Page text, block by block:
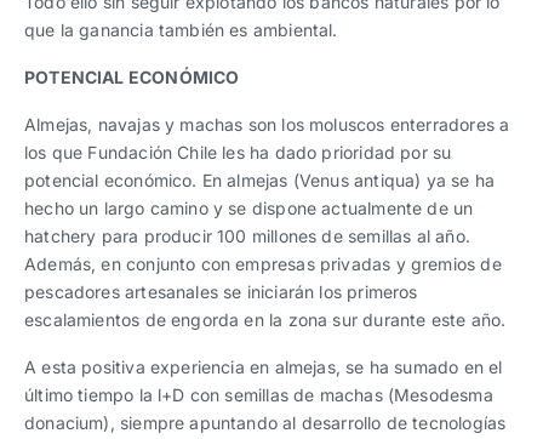
que la ganancia también es ambiental.
POTENCIAL ECONÓMICO
Almejas, navajas y machas son los moluscos enterradores a
los que Fundación Chile les ha dado prioridad por su
potencial económico. En almejas (Venus antiqua) ya se ha
hecho un largo camino y se dispone actualmente de un
hatchery para producir 100 millones de semillas al año.
Además, en conjunto con empresas privadas y gremios de
pescadores artesanales se iniciarán los primeros
escalamientos de engorda en la zona sur durante este año.
A esta positiva experiencia en almejas, se ha sumado en el
último tiempo la l+D con semillas de machas (Mesodesma
donacium), siempre apuntando al desarrollo de tecnologías